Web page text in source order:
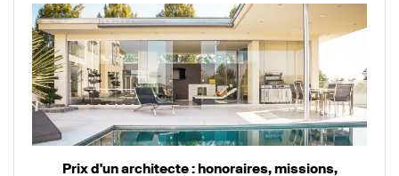
Prix d'un architecte : honoraires, missions,